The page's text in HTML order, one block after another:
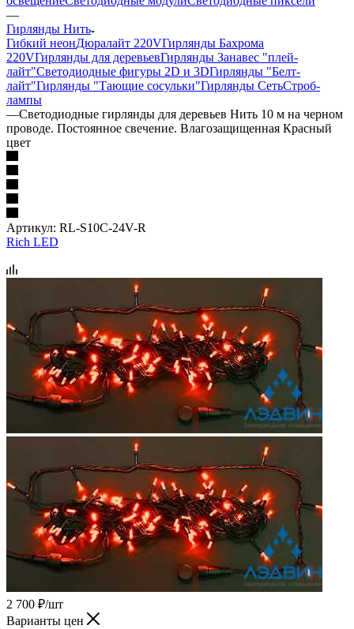
—
Гирлянды Нить
Гибкий неонДюралайт 220VГирлянды Бахрома
220VГирлянды для деревьевГирлянды Занавес "плей-
лайт"Светодиодные фигуры 2D и 3DГирлянды "Белт-
лайт"Гирлянды "Тающие сосульки"Гирлянды СетьСтроб-
лампы
—Светодиодные гирлянды для деревьев Нить 10 м на черном
проводе. Постоянное свечение. Влагозащищенная Красный
цвет
Артикул: RL-S10C-24V-R
Rich LED
2 700 ₽/шт
Варианты цен